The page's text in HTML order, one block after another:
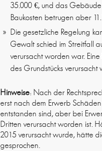
35.000 €, und das
Baukosten betrugen aber
Die gesetzliche Regelung
Gewalt schied im Streitfall
verursacht worden war.
des Grundstücks
Hinweise: Nach der
erst nach dem Erwerb
entstanden sind, aber bei
Dritten verursacht worden ist.
2015 verursacht wurde, hätte
gesprochen.